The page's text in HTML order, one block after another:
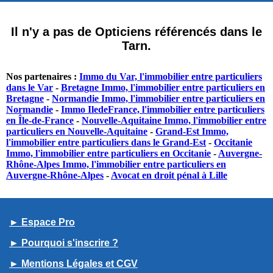
Il n'y a pas de Opticiens référencés dans le
Tarn.
Nos partenaires : Immo du Var, l'immobilier entre particuliers
dans le Var - Bretagne Immo, l'immobilier entre particuliers en
Bretagne - Normandie Immo, l'immobilier entre particuliers en
Normandie - Immo IledeFrance, l'immobilier entre particuliers
en Île-de-France - Nouvelle-Aquitaine Immo, l'immobilier entre
particuliers en Nouvelle-Aquitaine - Grand-Est Immo,
l'immobilier entre particuliers dans le Grand-Est - Occitanie
Immo, l'immobilier entre particuliers en Occitanie - Auvergne-
Rhône-Alpes Immo, l'immobilier entre particuliers en
Auvergne-Rhône-Alpes - Avocat en droit pénal à Lille
► Espace Pro
► Pourquoi s'inscrire ?
► Mentions Légales et CGV